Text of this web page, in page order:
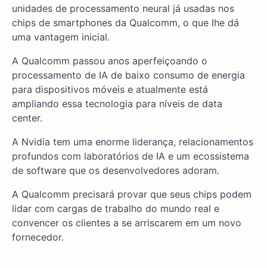
unidades de processamento neural já usadas nos
chips de smartphones da Qualcomm, o que lhe dá
uma vantagem inicial.
A Qualcomm passou anos aperfeiçoando o
processamento de IA de baixo consumo de energia
para dispositivos móveis e atualmente está
ampliando essa tecnologia para níveis de data
center.
A Nvidia tem uma enorme liderança, relacionamentos
profundos com laboratórios de IA e um ecossistema
de software que os desenvolvedores adoram.
A Qualcomm precisará provar que seus chips podem
lidar com cargas de trabalho do mundo real e
convencer os clientes a se arriscarem em um novo
fornecedor.